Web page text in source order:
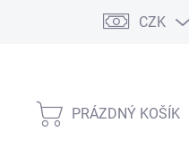
CZK
NÁKUPNÍ
PRÁZDNÝ KOŠÍK